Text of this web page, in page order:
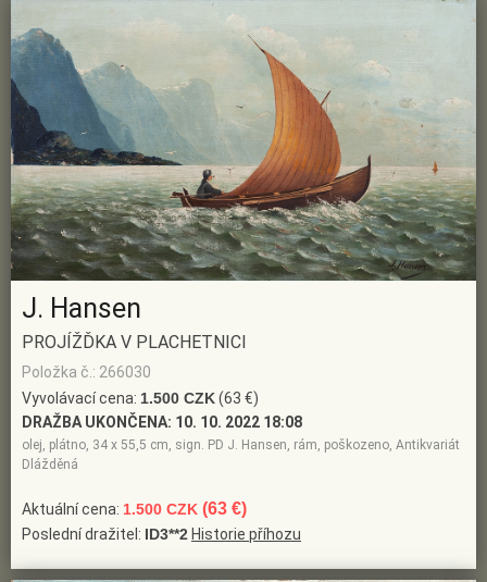
J. Hansen
PROJÍŽĎKA V PLACHETNICI
Položka č.: 266030
Vyvolávací cena: 1.500 CZK(63 €)
DRAŽBA UKONČENA: 10. 10. 2022 18:08
olej, plátno, 34 x 55,5 cm, sign. PD J. Hansen, rám, poškozeno, Antikvariát
Dlážděná
Aktuální cena: 1.500 CZK (63 €)
Poslední dražitel: ID3**2 Historie příhozu